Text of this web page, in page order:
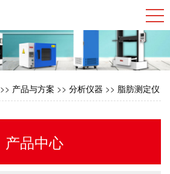
>> 产品与方案 >> 分析仪器 >> 脂肪测定仪
产品中心